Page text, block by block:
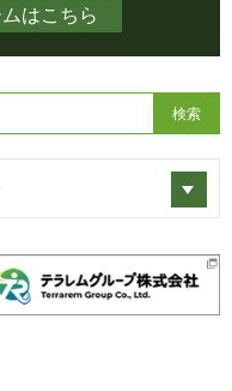
はこちら